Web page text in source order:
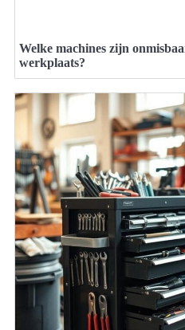
Welke machines zijn
werkplaats?